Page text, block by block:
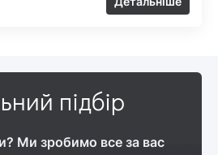
підбір
Ми зробимо все за вас